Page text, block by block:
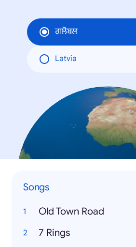
ਗਲੋਬਲ
Latvia
Songs
Old Town Road
7 Rings